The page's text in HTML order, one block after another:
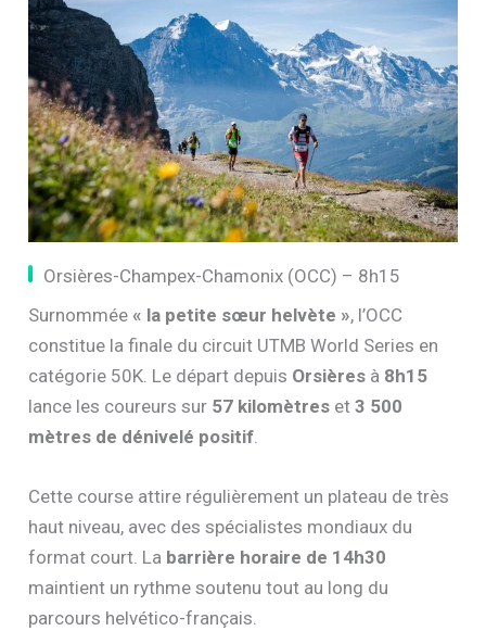
Orsières-Champex-Chamonix (OCC) – 8h15
Surnommée« la petite sœur helvète », l’OCC
constitue la finale du circuit UTMB World Series en
catégorie 50K. Le départ depuis Orsières à 8h15
lance les coureurs sur 57 kilomètres et3 500
mètres de dénivelé positif
Cette course attire régulièrement un plateau de très
haut niveau, avec des spécialistes mondiaux du
format court. La barrière horaire de 14h30
maintient un rythme soutenu tout au long du
parcours helvético-français.